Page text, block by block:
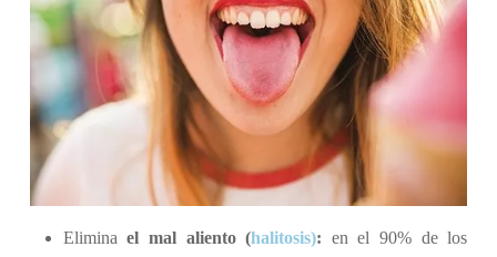
Elimina el mal aliento (halitosis): en el 90% de los